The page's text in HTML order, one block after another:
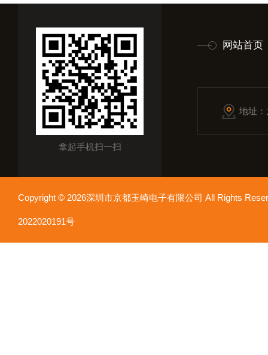
拿起手机扫一扫
网站首页
地址
Copyright © 2026深圳市京都玉崎电子有限公司 All Rights
2022020191号